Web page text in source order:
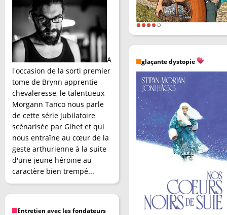
A
l'occasion de la sorti premier
tome de Brynn apprentie
chevaleresse, le talentueux
Morgann Tanco nous parle
de cette série jubilatoire
scénarisée par Gihef et qui
nous entraîne au cœur de la
geste arthurienne à la suite
d'une jeune héroïne au
caractère bien trempé...
Entretien avec les fondateurs
glaçante dystopie